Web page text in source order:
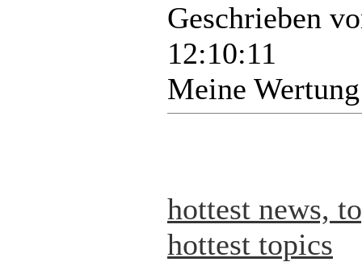
Geschrieben
12:10:11
Meine
hottest news,
hottest topics